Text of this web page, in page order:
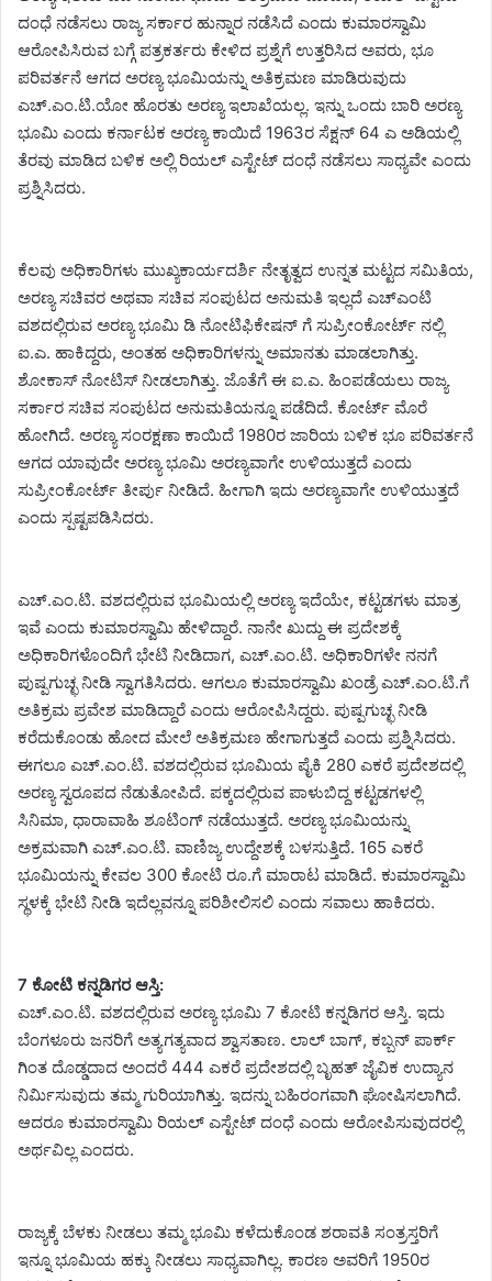
ದಂಧೆ ನಡೆಸಲು ರಾಜ್ಯ ಸರ್ಕಾರ ಹುನ್ನಾರ ನಡೆಸಿದೆ ಎಂದು ಕುಮಾರಸ್ವಾಮಿ
ಆರೋಪಿಸಿರುವ ಬಗ್ಗೆ ಪತ್ರಕರ್ತರು ಕೇಳಿದ ಪ್ರಶ್ನೆಗೆ ಉತ್ತರಿಸಿದ ಅವರು, ಭೂ
ಪರಿವರ್ತನೆ ಆಗದ ಅರಣ್ಯ ಭೂಮಿಯನ್ನು ಅತಿಕ್ರಮಣ ಮಾಡಿರುವುದು
ಎಚ್.ಎಂ.ಟಿ.ಯೋ ಹೊರತು ಅರಣ್ಯ ಇಲಾಖೆಯಲ್ಲ. ಇನ್ನು ಒಂದು ಬಾರಿ ಅರಣ್ಯ
ಭೂಮಿ ಎಂದು ಕರ್ನಾಟಕ ಅರಣ್ಯ ಕಾಯಿದೆ 1963ರ ಸೆಕ್ಷನ್ 64 ಎ ಅಡಿಯಲ್ಲಿ
ತೆರವು ಮಾಡಿದ ಬಳಿಕ ಅಲ್ಲಿ ರಿಯಲ್ ಎಸ್ಟೇಟ್ ದಂಧೆ ನಡೆಸಲು ಸಾಧ್ಯವೇ ಎಂದು
ಪ್ರಶ್ನಿಸಿದರು.
ಕೆಲವು ಅಧಿಕಾರಿಗಳು ಮುಖ್ಯಕಾರ್ಯದರ್ಶಿ ನೇತೃತ್ವದ ಉನ್ನತ ಮಟ್ಟದ ಸಮಿತಿಯ,
ಅರಣ್ಯ ಸಚಿವರ ಅಥವಾ ಸಚಿವ ಸಂಪುಟದ ಅನುಮತಿ ಇಲ್ಲದೆ ಎಚ್ಎಂಟಿ
ವಶದಲ್ಲಿರುವ ಅರಣ್ಯ ಭೂಮಿ ಡಿ ನೋಟಿಫಿಕೇಷನ್ ಗೆ ಸುಪ್ರೀಂಕೋರ್ಟ್ ನಲ್ಲಿ
ಐ.ಎ. ಹಾಕಿದ್ದರು, ಅಂತಹ ಅಧಿಕಾರಿಗಳನ್ನು ಅಮಾನತು ಮಾಡಲಾಗಿತ್ತು.
ಶೋಕಾಸ್ ನೋಟಿಸ್ ನೀಡಲಾಗಿತ್ತು. ಜೊತೆಗೆ ಈ ಐ.ಎ. ಹಿಂಪಡೆಯಲು ರಾಜ್ಯ
ಸರ್ಕಾರ ಸಚಿವ ಸಂಪುಟದ ಅನುಮತಿಯನ್ನೂ ಪಡೆದಿದೆ. ಕೋರ್ಟ್ ಮೊರೆ
ಹೋಗಿದೆ. ಅರಣ್ಯ ಸಂರಕ್ಷಣಾ ಕಾಯಿದೆ 1980ರ ಜಾರಿಯ ಬಳಿಕ ಭೂ ಪರಿವರ್ತನೆ
ಆಗದ ಯಾವುದೇ ಅರಣ್ಯ ಭೂಮಿ ಅರಣ್ಯವಾಗೇ ಉಳಿಯುತ್ತದೆ ಎಂದು
ಸುಪ್ರೀಂಕೋರ್ಟ್ ತೀರ್ಪು ನೀಡಿದೆ. ಹೀಗಾಗಿ ಇದು ಅರಣ್ಯವಾಗೇ ಉಳಿಯುತ್ತದೆ
ಎಂದು ಸ್ಪಷ್ಟಪಡಿಸಿದರು.
ಎಚ್.ಎಂ.ಟಿ. ವಶದಲ್ಲಿರುವ ಭೂಮಿಯಲ್ಲಿ ಅರಣ್ಯ ಇದೆಯೇ, ಕಟ್ಟಡಗಳು ಮಾತ್ರ
ಇವೆ ಎಂದು ಕುಮಾರಸ್ವಾಮಿ ಹೇಳಿದ್ದಾರೆ. ನಾನೇ ಖುದ್ದು ಈ ಪ್ರದೇಶಕ್ಕೆ
ಅಧಿಕಾರಿಗಳೊಂದಿಗೆ ಭೇಟಿ ನೀಡಿದಾಗ, ಎಚ್.ಎಂ.ಟಿ. ಅಧಿಕಾರಿಗಳೇ ನನಗೆ
ಪುಷ್ಪಗುಚ್ಛ ನೀಡಿ ಸ್ವಾಗತಿಸಿದರು. ಆಗಲೂ ಕುಮಾರಸ್ವಾಮಿ ಖಂಡ್ರೆ ಎಚ್.ಎಂ.ಟಿ.ಗೆ
ಅತಿಕ್ರಮ ಪ್ರವೇಶ ಮಾಡಿದ್ದಾರೆ ಎಂದು ಆರೋಪಿಸಿದ್ದರು. ಪುಷ್ಪಗುಚ್ಛ ನೀಡಿ
ಕರೆದುಕೊಂಡು ಹೋದ ಮೇಲೆ ಅತಿಕ್ರಮಣ ಹೇಗಾಗುತ್ತದೆ ಎಂದು ಪ್ರಶ್ನಿಸಿದರು.
ಈಗಲೂ ಎಚ್.ಎಂ.ಟಿ. ವಶದಲ್ಲಿರುವ ಭೂಮಿಯ ಪೈಕಿ 280 ಎಕರೆ ಪ್ರದೇಶದಲ್ಲಿ
ಅರಣ್ಯ ಸ್ವರೂಪದ ನೆಡುತೋಪಿದೆ. ಪಕ್ಕದಲ್ಲಿರುವ ಪಾಳುಬಿದ್ದ ಕಟ್ಟಡಗಳಲ್ಲಿ
ಸಿನಿಮಾ, ಧಾರಾವಾಹಿ ಶೂಟಿಂಗ್ ನಡೆಯುತ್ತದೆ. ಅರಣ್ಯ ಭೂಮಿಯನ್ನು
ಅಕ್ರಮವಾಗಿ ಎಚ್.ಎಂ.ಟಿ. ವಾಣಿಜ್ಯ ಉದ್ದೇಶಕ್ಕೆ ಬಳಸುತ್ತಿದೆ. 165 ಎಕರೆ
ಭೂಮಿಯನ್ನು ಕೇವಲ 300 ಕೋಟಿ ರೂ.ಗೆ ಮಾರಾಟ ಮಾಡಿದೆ. ಕುಮಾರಸ್ವಾಮಿ
ಸ್ಥಳಕ್ಕೆ ಭೇಟಿ ನೀಡಿ ಇದೆಲ್ಲವನ್ನೂ ಪರಿಶೀಲಿಸಲಿ ಎಂದು ಸವಾಲು ಹಾಕಿದರು.
7 ಕೋಟಿ ಕನ್ನಡಿಗರ ಆಸ್ತಿ:
ಎಚ್.ಎಂ.ಟಿ. ವಶದಲ್ಲಿರುವ ಅರಣ್ಯ ಭೂಮಿ 7 ಕೋಟಿ ಕನ್ನಡಿಗರ ಆಸ್ತಿ. ಇದು
ಬೆಂಗಳೂರು ಜನರಿಗೆ ಅತ್ಯಗತ್ಯವಾದ ಶ್ವಾಸತಾಣ. ಲಾಲ್ ಬಾಗ್, ಕಬ್ಬನ್ ಪಾರ್ಕ್
ಗಿಂತ ದೊಡ್ಡದಾದ ಅಂದರೆ 444 ಎಕರೆ ಪ್ರದೇಶದಲ್ಲಿ ಬೃಹತ್ ಜೈವಿಕ ಉದ್ಯಾನ
ನಿರ್ಮಿಸುವುದು ತಮ್ಮ ಗುರಿಯಾಗಿತ್ತು. ಇದನ್ನು ಬಹಿರಂಗವಾಗಿ ಘೋಷಿಸಲಾಗಿದೆ.
ಆದರೂ ಕುಮಾರಸ್ವಾಮಿ ರಿಯಲ್ ಎಸ್ಟೇಟ್ ದಂಧೆ ಎಂದು ಆರೋಪಿಸುವುದರಲ್ಲಿ
ಅರ್ಥವಿಲ್ಲ ಎಂದರು.
ರಾಜ್ಯಕ್ಕೆ ಬೆಳಕು ನೀಡಲು ತಮ್ಮ ಭೂಮಿ ಕಳೆದುಕೊಂಡ ಶರಾವತಿ ಸಂತ್ರಸ್ತರಿಗೆ
ಇನ್ನೂ ಭೂಮಿಯ ಹಕ್ಕು ನೀಡಲು ಸಾಧ್ಯವಾಗಿಲ್ಲ. ಕಾರಣ ಅವರಿಗೆ 1950ರ